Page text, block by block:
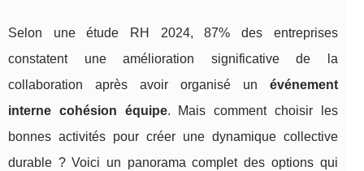
Selon une étude RH 2024, 87% des entreprises
constatent une amélioration significative de la
collaboration après avoir organisé un événement
interne cohésion équipe. Mais comment choisir les
bonnes activités pour créer une dynamique collective
durable ? Voici un panorama complet des options qui